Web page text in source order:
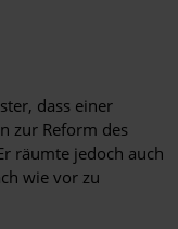
dass einer
zur Reform des
räumte jedoch auch
wie vor zu